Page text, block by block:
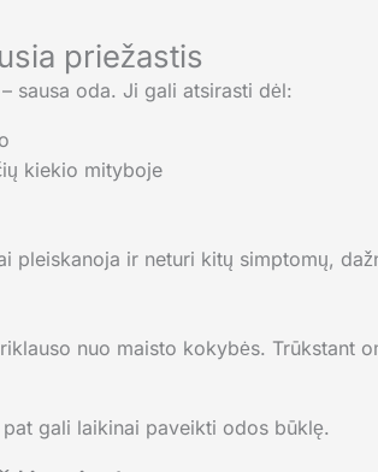
priežastis
sausa oda. Ji gali atsirasti dėl:
kiekio mityboje
pleiskanoja ir neturi kitų simptomų,
nuo maisto kokybės. Trūkstant
gali laikinai paveikti odos būklę.